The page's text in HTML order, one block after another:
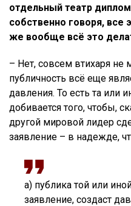
отдельный театр
собственно говоря, все
же вообще всё это
– Нет, совсем втихаря не
публичность всё еще
давления. То есть та или
добивается того, чтобы,
другой мировой лидер
заявление – в надежде,
а) публика той или
заявление, создаст